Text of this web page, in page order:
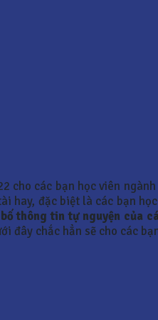
cho các bạn học viên
hay, đặc biệt là các bạn
thông tin tự nguyện của
đây chắc hẳn sẽ cho các